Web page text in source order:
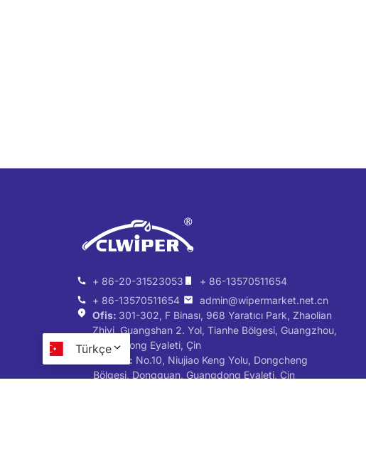
+ 86-20-31523053
+ 86-13570511654
+ 86-13570511654
admin@wipermarket.net.cn
Ofis: 301-302, F Binası, 968 Yaratıcı Park, Zhaolian
Zhiyi, Guangshan 2. Yol, Tianhe Bölgesi, Guangzhou,
Guangdong Eyaleti, Çin
Fabrika: No.10, Niujiao Keng Yolu, Dongcheng
Bölgesi, Dongguan, Guangdong Eyaleti, Çin
Türkçe